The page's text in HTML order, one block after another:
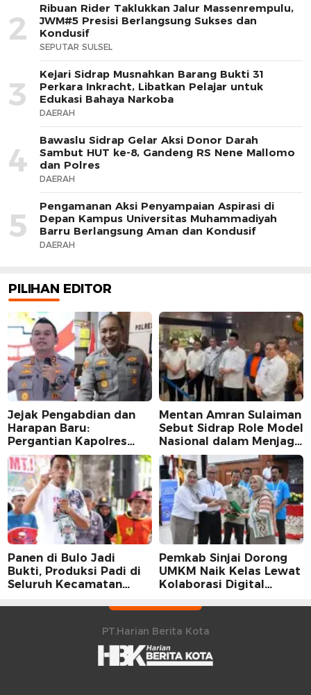
2
Ribuan Rider Taklukkan Jalur Massenrempulu,
JWM#5 Presisi Berlangsung Sukses dan
Kondusif
SEPUTAR SULSEL
3
Kejari Sidrap Musnahkan Barang Bukti 31
Perkara Inkracht, Libatkan Pelajar untuk
Edukasi Bahaya Narkoba
DAERAH
4
Bawaslu Sidrap Gelar Aksi Donor Darah
Sambut HUT ke-8, Gandeng RS Nene Mallomo
dan Polres
DAERAH
5
Pengamanan Aksi Penyampaian Aspirasi di
Depan Kampus Universitas Muhammadiyah
Barru Berlangsung Aman dan Kondusif
DAERAH
PILIHAN EDITOR
Jejak Pengabdian dan
Harapan Baru:
Pergantian Kapolres
Sidrap dalam Perspektif
Karier Dua Perwira
Mentan Amran Sulaiman
Sebut Sidrap Role Model
Nasional dalam Menjaga
Stabilitas Harga Telur
Panen di Bulo Jadi
Bukti, Produksi Padi di
Seluruh Kecamatan
Peningkatan
Pemkab Sinjai Dorong
UMKM Naik Kelas Lewat
Kolaborasi Digital
PT.Harian Berita Kota